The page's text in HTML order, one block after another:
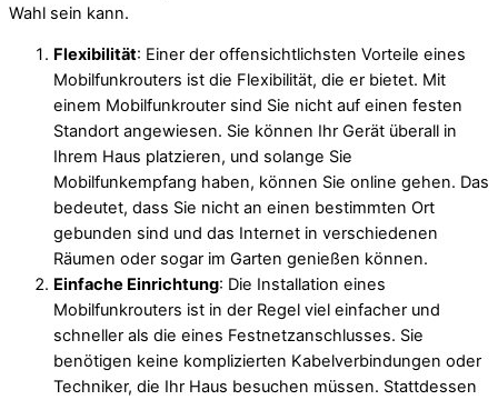
Wahl sein kann.
Flexibilität: Einer der offensichtlichsten Vorteile eines
Mobilfunkrouters ist die Flexibilität, die er bietet. Mit
einem Mobilfunkrouter sind Sie nicht auf einen festen
Standort angewiesen. Sie können Ihr Gerät überall in
Ihrem Haus platzieren, und solange Sie
Mobilfunkempfang haben, können Sie online gehen. Das
bedeutet, dass Sie nicht an einen bestimmten Ort
gebunden sind und das Internet in verschiedenen
Räumen oder sogar im Garten genießen können.
Einfache Einrichtung: Die Installation eines
Mobilfunkrouters ist in der Regel viel einfacher und
schneller als die eines Festnetzanschlusses. Sie
benötigen keine komplizierten Kabelverbindungen oder
Techniker, die Ihr Haus besuchen müssen. Stattdessen